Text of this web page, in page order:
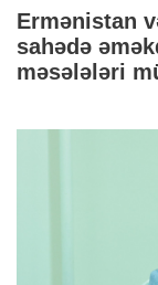
Ermənistan
sahədə
məsələləri